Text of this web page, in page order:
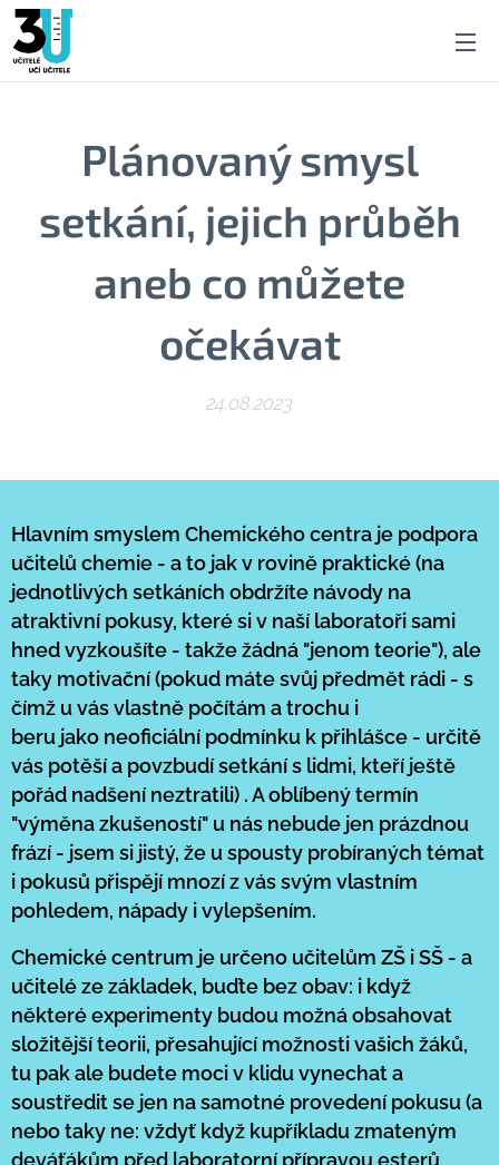
Plánovaný smysl
setkání, jejich průběh
aneb co můžete
očekávat
24.08.2023
Hlavním smyslem Chemického centra je podpora
učitelů chemie - a to jak v rovině praktické (na
jednotlivých setkáních obdržíte návody na
atraktivní pokusy, které si v naší laboratoři sami
hned vyzkoušíte - takže žádná "jenom teorie"), ale
taky motivační (pokud máte svůj předmět rádi - s
čímž u vás vlastně počítám a trochu i
beru jako neoficiální podmínku k přihlášce - určitě
vás potěší a povzbudí setkání s lidmi, kteří ještě
pořád nadšení neztratili) . A oblíbený termín
"výměna zkušeností" u nás nebude jen prázdnou
frází - jsem si jistý, že u spousty probíraných témat
i pokusů přispějí mnozí z vás svým vlastním
pohledem, nápady i vylepšením.
Chemické centrum je určeno učitelům ZŠ i SŠ - a
učitelé ze základek, buďte bez obav: i když
některé experimenty budou možná obsahovat
složitější teorii, přesahující možnosti vašich žáků,
tu pak ale budete moci v klidu vynechat a
soustředit se jen na samotné provedení pokusu (a
nebo taky ne: vždyť když kupříkladu zmateným
deváťákům před laboratorní přípravou esterů